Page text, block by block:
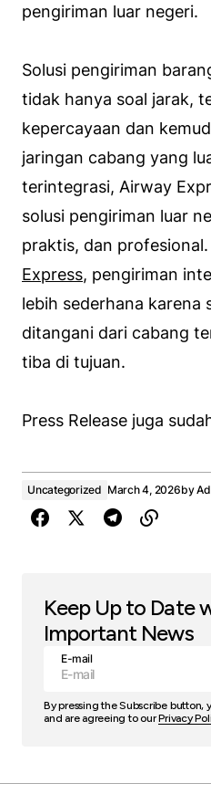
pengiriman luar negeri.
Solusi pengiriman
tidak hanya soal jarak,
kepercayaan dan
jaringan cabang yang
terintegrasi, Airway
solusi pengiriman luar
praktis, dan
Express, pengiriman
lebih sederhana karena
ditangani dari cabang
tiba di tujuan.
Press Release juga
Uncategorized March 4, 2026by
Keep Up to Date
Important News
E-mail
By pressing the Subscribe button,
and are agreeing to ourPrivacy